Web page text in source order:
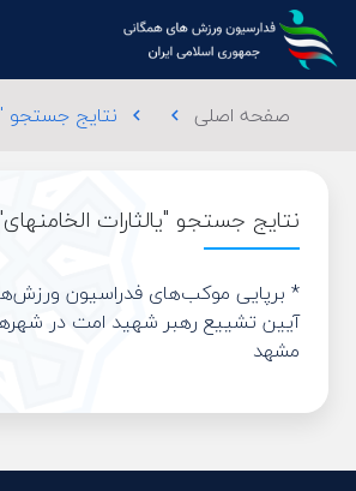
صفحه اصلی chevron_left
chevron_left نتایج جستجو
نتایج جستجو "یالثارات
* برپایی موکب‌های فدراسیون
آیین تشییع رهبر شهید امت در
مشهد
طناب بازی
فوتبال